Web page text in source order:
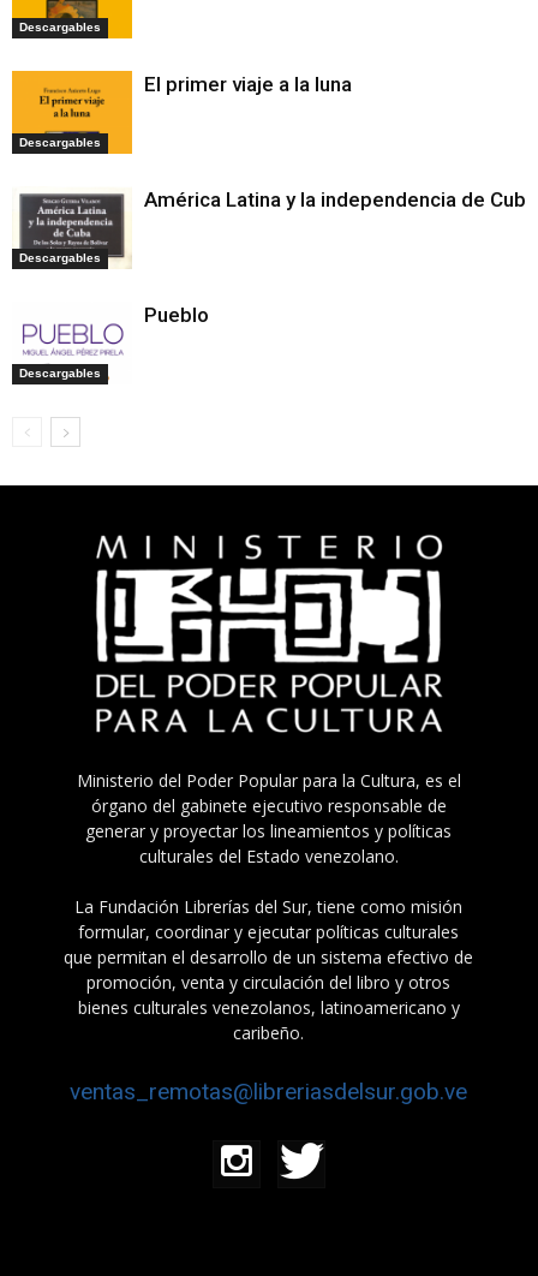
Descargables
Descargables
El primer viaje a la luna
Descargables
América Latina y la independencia de Cuba
Descargables
Pueblo
Ministerio del Poder Popular para la Cultura, es el
órgano del gabinete ejecutivo responsable de
generar y proyectar los lineamientos y políticas
culturales del Estado venezolano.
La Fundación Librerías del Sur, tiene como misión
formular, coordinar y ejecutar políticas culturales
que permitan el desarrollo de un sistema efectivo de
promoción, venta y circulación del libro y otros
bienes culturales venezolanos, latinoamericano y
caribeño.
ventas_remotas@libreriasdelsur.gob.ve